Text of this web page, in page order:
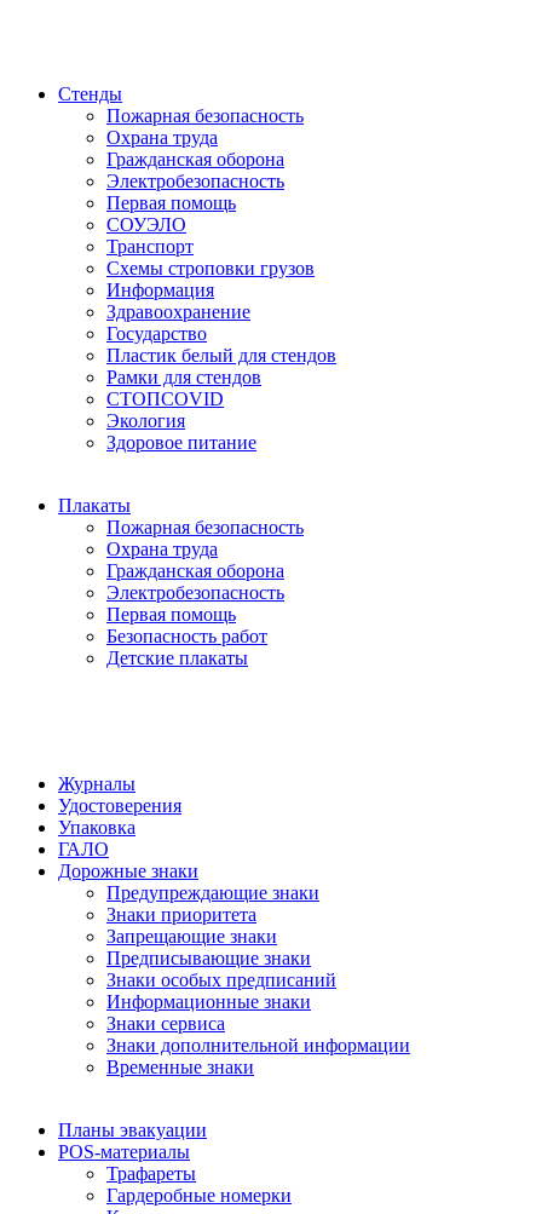
Стенды
Пожарная безопасность
Охрана труда
Гражданская оборона
Электробезопасность
Первая помощь
СОУЭЛО
Транспорт
Схемы строповки грузов
Информация
Здравоохранение
Государство
Пластик белый для стендов
Рамки для стендов
СТОПCOVID
Экология
Здоровое питание
Плакаты
Пожарная безопасность
Охрана труда
Гражданская оборона
Электробезопасность
Первая помощь
Безопасность работ
Детские плакаты
Журналы
Удостоверения
Упаковка
ГАЛО
Дорожные знаки
Предупреждающие знаки
Знаки приоритета
Запрещающие знаки
Предписывающие знаки
Знаки особых предписаний
Информационные знаки
Знаки сервиса
Знаки дополнительной информации
Временные знаки
Планы эвакуации
POS-материалы
Трафареты
Гардеробные номерки